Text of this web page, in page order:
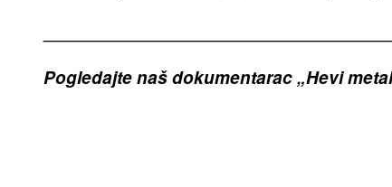
Pogledajte naš dokumentarac „Hevi